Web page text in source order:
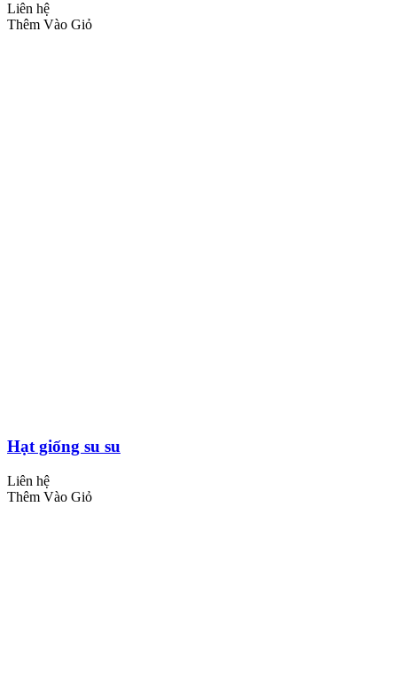
Liên hệ
Thêm Vào Giỏ
Hạt giống su su
Liên hệ
Thêm Vào Giỏ